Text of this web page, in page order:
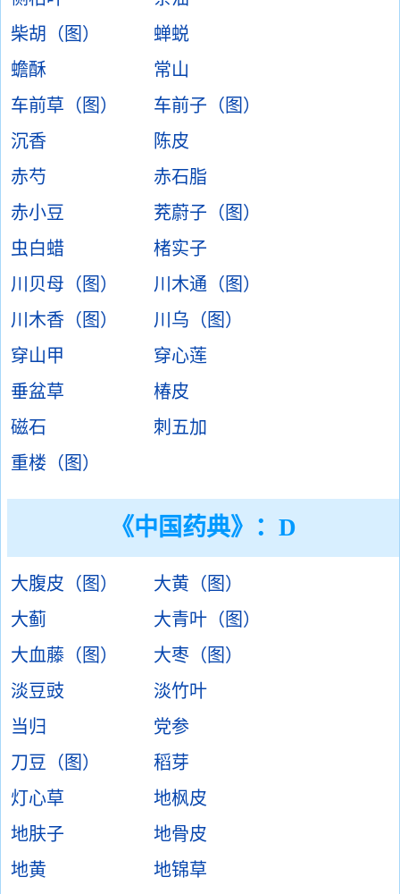
柴胡（图）
蝉蜕
蟾酥
常山
车前草（图）
车前子（图）
沉香
陈皮
赤芍
赤石脂
赤小豆
茺蔚子（图）
虫白蜡
楮实子
川贝母（图）
川木通（图）
川木香（图）
川乌（图）
穿山甲
穿心莲
垂盆草
椿皮
磁石
刺五加
重楼（图）
《中国药典》：D
大腹皮（图）
大黄（图）
大蓟
大青叶（图）
大血藤（图）
大枣（图）
淡豆豉
淡竹叶
当归
党参
刀豆（图）
稻芽
灯心草
地枫皮
地肤子
地骨皮
地黄
地锦草